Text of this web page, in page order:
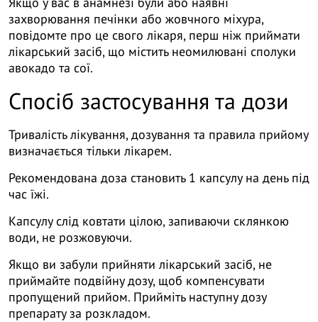
захворювання печінки або жовчного міхура,
повідомте про це свого лікаря, перш ніж приймати
лікарський засіб, що містить неомилювані сполуки
авокадо та сої.
Спосіб застосування та дози
Тривалість лікування, дозування та правила прийому
визначається тільки лікарем.
Рекомендована доза становить 1 капсулу на день під
час їжі.
Капсулу слід ковтати цілою, запиваючи склянкою
води, не розжовуючи.
Якщо ви забули прийняти лікарський засіб, не
приймайте подвійну дозу, щоб компенсувати
пропущений прийом. Прийміть наступну дозу
препарату за розкладом.